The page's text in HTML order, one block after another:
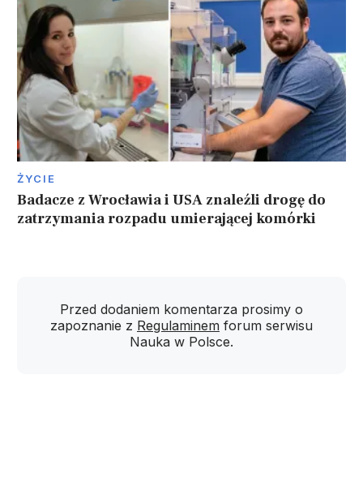
ŻYCIE
Badacze z Wrocławia i USA znaleźli drogę do
zatrzymania rozpadu umierającej komórki
Przed dodaniem komentarza prosimy o
zapoznanie z Regulaminem forum serwisu
Nauka w Polsce.